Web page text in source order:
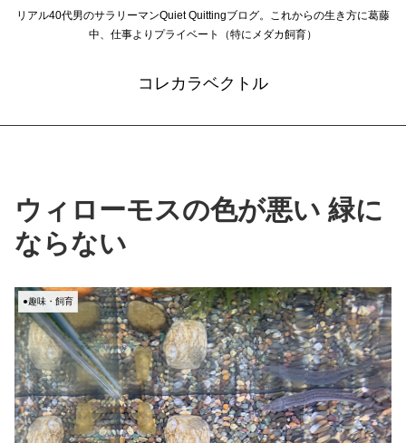
リアル40代男のサラリーマンQuiet Quittingブログ。これからの生き方に葛藤
中、仕事よりプライベート（特にメダカ飼育）
コレカラベクトル
ウィローモスの色が悪い 緑に
ならない
●趣味・飼育